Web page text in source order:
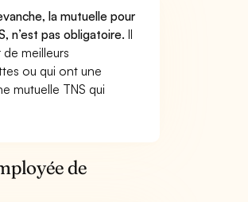
la mutuelle pour
n’est pas obligatoire.Il
meilleurs
ou qui ont une
mutuelle TNS qui
de